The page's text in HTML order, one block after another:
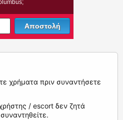
χρήματα πριν συναντήσετε
/ escort δεν ζητά